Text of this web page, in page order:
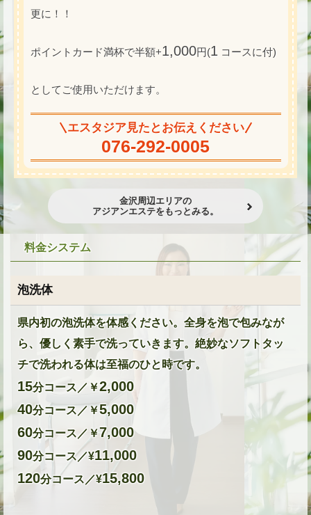
更に！！
ポイントカード満杯で半額+1,000円(1 コースに付)
としてご使用いただけます。
エスタジア見たとお伝えください
076-292-0005
金沢周辺エリアの
アジアンエステをもっとみる。
料金システム
泡洗体
県内初の泡洗体を体感ください。全身を泡で包みなが
ら、優しく素手で洗っていきます。絶妙なソフトタッ
チで洗われる体は至福のひと時です。
15分コース／￥2,000
40分コース／￥5,000
60分コース／￥7,000
90分コース／¥11,000
120分コース／¥15,800